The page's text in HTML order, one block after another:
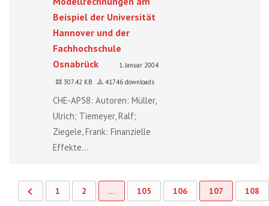
Beispiel der Universität
Hannover und der
Fachhochschule
Osnabrück
1. Januar 2004
307.42 KB
41746 downloads
CHE-AP58: Autoren: Müller,
Ulrich; Tiemeyer, Ralf;
Ziegele, Frank: Finanzielle
Effekte...
1 2 … 105 106 107 108